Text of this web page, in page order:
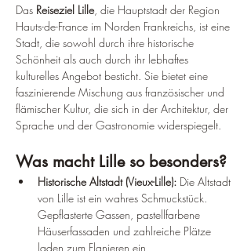
Das Reiseziel Lille, die Hauptstadt der Region
Hauts-de-France im Norden Frankreichs, ist eine
Stadt, die sowohl durch ihre historische
Schönheit als auch durch ihr lebhaftes
kulturelles Angebot besticht. Sie bietet eine
faszinierende Mischung aus französischer und
flämischer Kultur, die sich in der Architektur, der
Sprache und der Gastronomie widerspiegelt.
Was macht Lille so besonders?
Historische Altstadt (Vieux-Lille): Die Altstadt
von Lille ist ein wahres Schmuckstück.
Gepflasterte Gassen, pastellfarbene
Häuserfassaden und zahlreiche Plätze
laden zum Flanieren ein.